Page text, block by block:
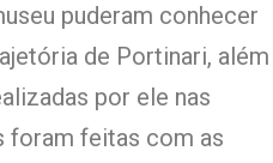
puderam conhecer
de Portinari, além
por ele nas
foram feitas com as